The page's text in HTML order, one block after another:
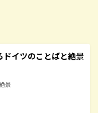
ドイツのことばと絶景
景